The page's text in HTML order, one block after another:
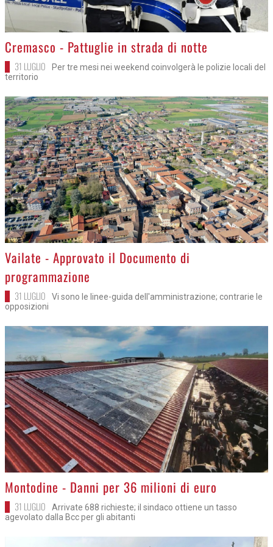
>
Cremasco - Pattuglie in strada di notte
31 LUGLIO
Per tre mesi nei weekend coinvolgerà le polizie locali del
territorio
>
Vailate - Approvato il Documento di
programmazione
31 LUGLIO
Vi sono le linee-guida dell'amministrazione; contrarie le
opposizioni
>Montodine - Danni per 36 milioni di euro
31 LUGLIO
Arrivate 688 richieste; il sindaco ottiene un tasso
agevolato dalla Bcc per gli abitanti